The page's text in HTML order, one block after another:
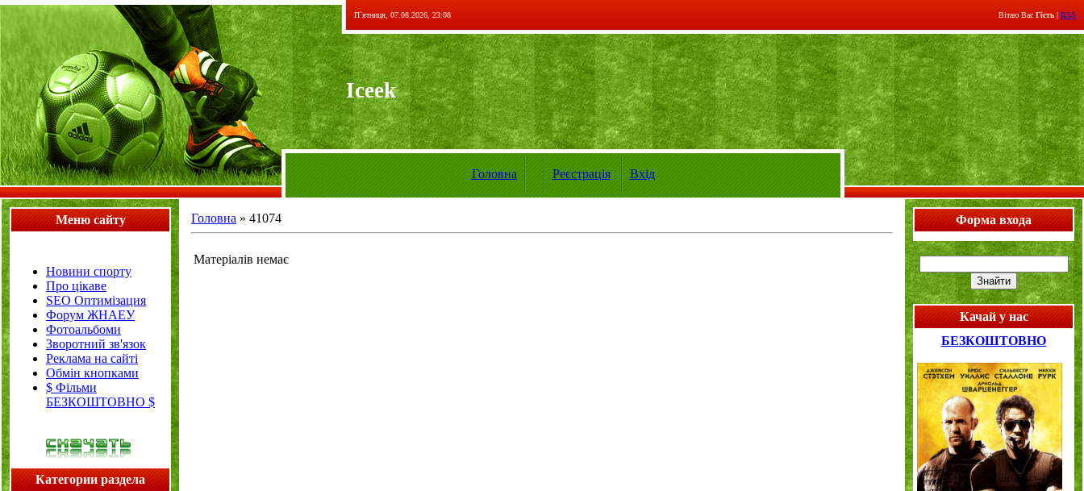
П`ятниця, 07.08.2026, 23:08 Вітаю Вас Гість | RSS
Iceek
Головна Реєстрація Вхід
Меню сайту
Новини спорту
Про цікаве
SEO Оптимізация
Форум ЖНАЕУ
Фотоальбоми
Зворотний зв'язок
Реклама на сайті
Обмін кнопками
$ Фільми
БЕЗКОШТОВНО $
Категории раздела
Головна » 41074
Матеріалів немає
Форма входа
Качай у нас
БЕЗКОШТОВНО